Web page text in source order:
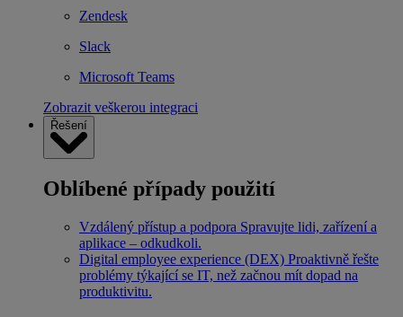
Zendesk
Slack
Microsoft Teams
Zobrazit veškerou integraci
Řešení
Oblíbené případy použití
Vzdálený přístup a podpora Spravujte lidi, zařízení a
aplikace – odkudkoli.
Digital employee experience (DEX) Proaktivně řešte
problémy týkající se IT, než začnou mít dopad na
produktivitu.